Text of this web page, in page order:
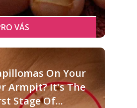
On Your
Armpit? It's The
Stage Of...